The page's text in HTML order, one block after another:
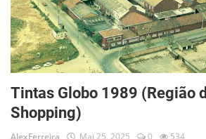
Tintas Globo 1989 (Região
Shopping)
AlexFerreira Mai 25, 2025 0 534